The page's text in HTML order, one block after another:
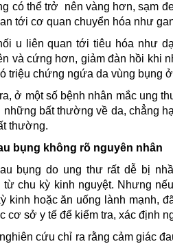
có thể trở nên vàng hơn, sạm
tới cơ quan chuyển hóa như
u liên quan tới tiêu hóa như
và cứng hơn, giảm đàn hồi khi
triệu chứng ngứa da vùng bụng
ở một số bệnh nhân mắc ung
những bất thường về da, chẳng
thường.
bụng không rõ nguyên nhân
bụng do ung thư rất dễ bị
từ chu kỳ kinh nguyệt. Nhưng
kinh hoặc ăn uống lành mạnh,
cơ sở y tế để kiểm tra, xác định
cứu chỉ ra rằng cảm giác